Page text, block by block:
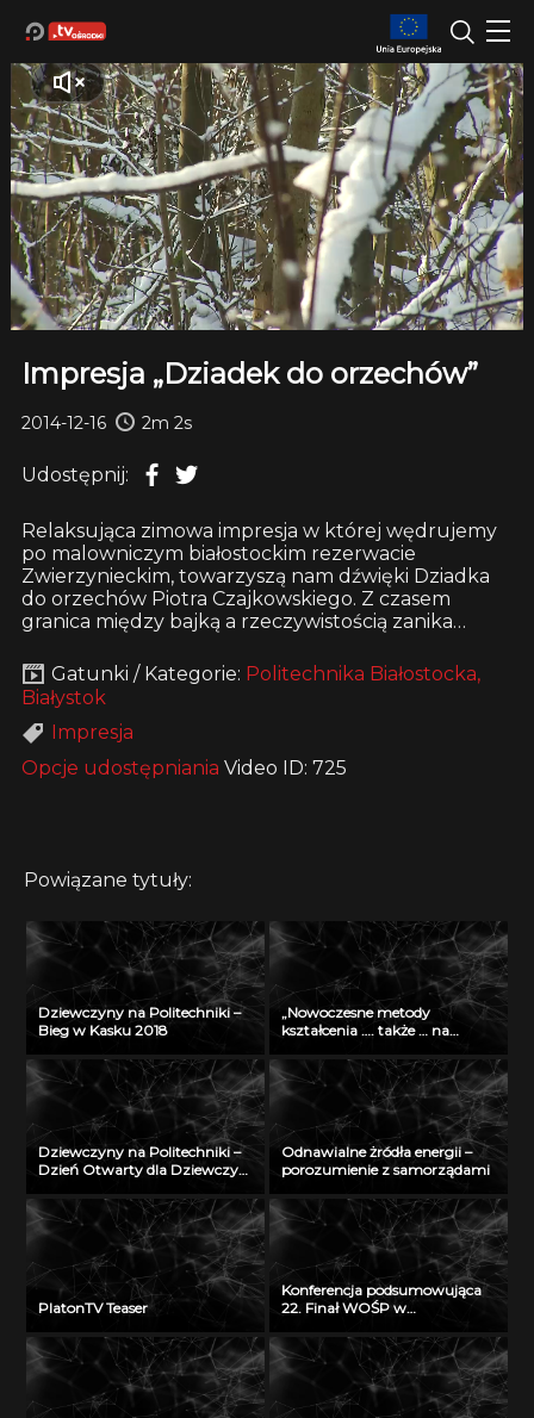
Impresja „Dziadek do orzechów”
2014-12-16 2m 2s
Udostępnij:
Relaksująca zimowa impresja w której wędrujemy
po malowniczym białostockim rezerwacie
Zwierzynieckim, towarzyszą nam dźwięki Dziadka
do orzechów Piotra Czajkowskiego. Z czasem
granica między bajką a rzeczywistością zanika…
Gatunki / Kategorie: Politechnika Białostocka,
Białystok
Impresja
Opcje udostępniania Video ID: 725
Powiązane tytuły:
Dziewczyny na Politechniki –
Bieg w Kasku 2018
„Nowoczesne metody
kształcenia …. także … na
Radiu Akadera – 11 grudzień
2012
Dziewczyny na Politechniki –
Dzień Otwarty dla Dziewczyn
Odnawialne żródła energii –
porozumienie z samorządami
PlatonTV Teaser
Konferencja podsumowująca
22. Finał WOŚP w